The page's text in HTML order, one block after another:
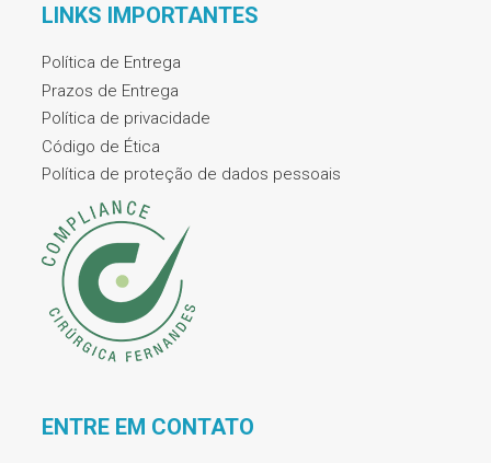
LINKS IMPORTANTES
Política de Entrega
Prazos de Entrega
Política de privacidade
Código de Ética
Política de proteção de dados pessoais
ENTRE EM CONTATO